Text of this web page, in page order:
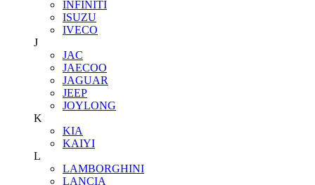
INFINITI
ISUZU
IVECO
J
JAC
JAECOO
JAGUAR
JEEP
JOYLONG
K
KIA
KAIYI
L
LAMBORGHINI
LANCIA